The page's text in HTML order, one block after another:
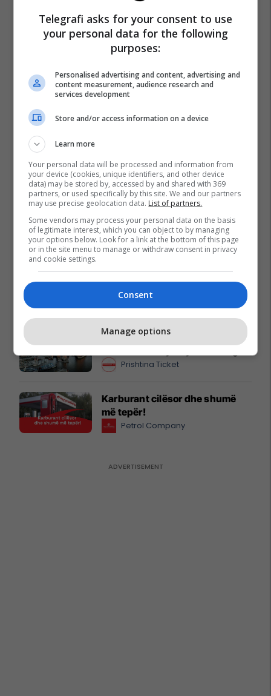
Promo
Nga UBT në skenën botërore të
robotikës: Kosova drejt Koresë
UBT
përshtatshme për zhvillimin e
Zgjidhni PrishtinaTicket për
Prishtina Ticket
Karburant cilësor dhe shumë
më tepër!
Petrol Company
Telegrafi asks for your consent to use
your personal data for the following
purposes:
Personalised advertising and content, advertising and
content measurement, audience research and
services development
Store and/or access information on a device
Learn more
Your personal data will be processed and information from
your device (cookies, unique identifiers, and other device
data) may be stored by, accessed by and shared with 369
partners, or used specifically by this site. We and our partners
may use precise geolocation data. List of partners.
Some vendors may process your personal data on the basis
of legitimate interest, which you can object to by managing
your options below. Look for a link at the bottom of this page
or in the site menu to manage or withdraw consent in privacy
and cookie settings.
Consent
Manage options